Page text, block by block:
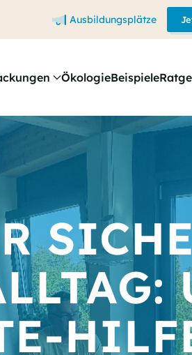
Ausbildungsplätze
ÖkologieBeispiele